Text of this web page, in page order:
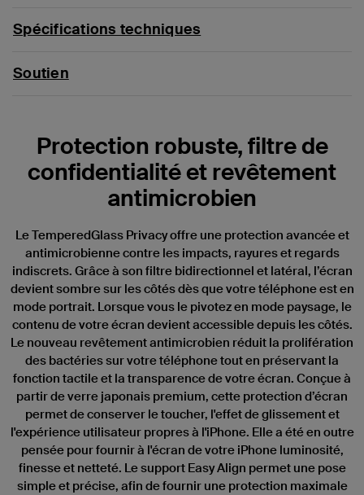
Spécifications techniques
Soutien
Protection robuste, filtre de
confidentialité et revêtement
antimicrobien
Le TemperedGlass Privacy offre une protection avancée et
antimicrobienne contre les impacts, rayures et regards
indiscrets. Grâce à son filtre bidirectionnel et latéral, l’écran
devient sombre sur les côtés dès que votre téléphone est en
mode portrait. Lorsque vous le pivotez en mode paysage, le
contenu de votre écran devient accessible depuis les côtés.
Le nouveau revêtement antimicrobien réduit la prolifération
des bactéries sur votre téléphone tout en préservant la
fonction tactile et la transparence de votre écran. Conçue à
partir de verre japonais premium, cette protection d’écran
permet de conserver le toucher, l'effet de glissement et
l'expérience utilisateur propres à l'iPhone. Elle a été en outre
pensée pour fournir à l'écran de votre iPhone luminosité,
finesse et netteté. Le support Easy Align permet une pose
simple et précise, afin de fournir une protection maximale